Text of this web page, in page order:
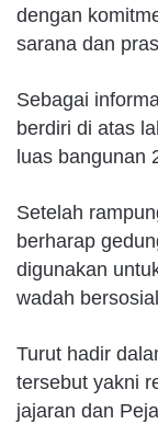
dengan
sarana dan
Sebagai
berdiri di atas
luas bangunan
Setelah
berharap
digunakan
wadah
Turut hadir
tersebut yakni
jajaran dan